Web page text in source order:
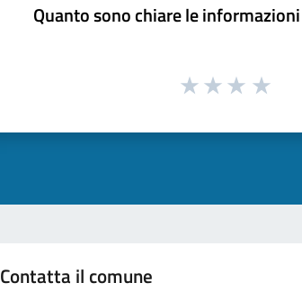
Quanto sono chiare le
Contatta il comune